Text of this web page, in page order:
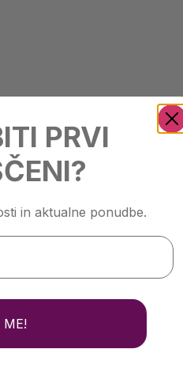
PRVI
in aktualne ponudbe.
ME!